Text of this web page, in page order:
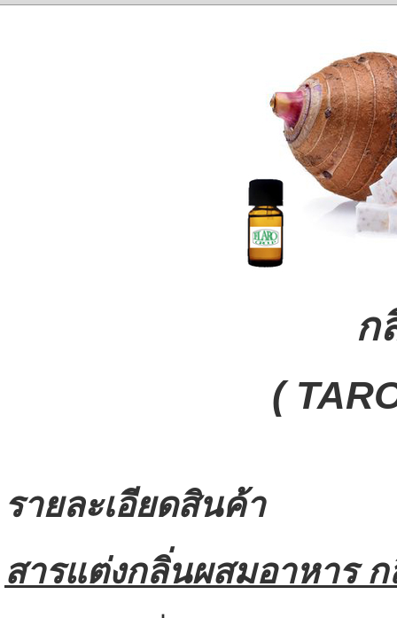
ก
(
รายละเอียดสินค้า
สารแต่งกลิ่นผสมอาหาร